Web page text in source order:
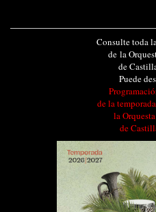
Consulte toda
de la
de
Puede
de la
la
de